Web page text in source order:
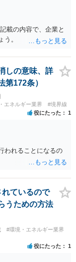
われる可能性さえあ
載の内容で、企業と
。
しの意味、詳
第172条）
エネルギー業界 #境界線
役にたった 1
われることになるの
ているので
うための方法
#環境・エネルギー業界
役にたった 1